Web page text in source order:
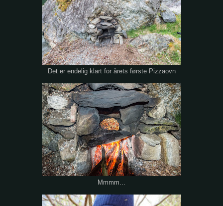
Det er endelig klart for årets første Pizzaovn
Mmmm...